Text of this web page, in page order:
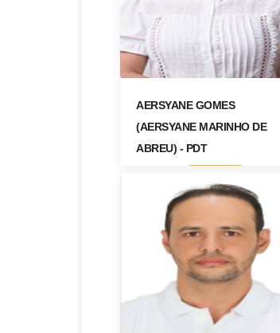
AERSYANE GOMES
(AERSYANE MARINHO DE
ABREU) - PDT